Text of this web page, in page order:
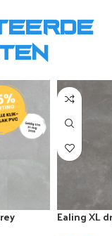
Ealing XL